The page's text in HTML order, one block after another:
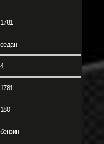
1781
седан
4
1781
180
бензин